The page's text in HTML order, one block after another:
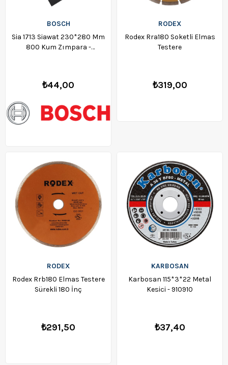
BOSCH
Sia 1713 Siawat 230*280 Mm
800 Kum Zımpara -
₺44,00
RODEX
Rodex Rra180 Soketli Elmas
Testere
₺319,00
RODEX
Rodex Rrb180 Elmas Testere
Sürekli 180 İnç
₺291,50
KARBOSAN
Karbosan 115*3*22 Metal
Kesici - 910910
₺37,40